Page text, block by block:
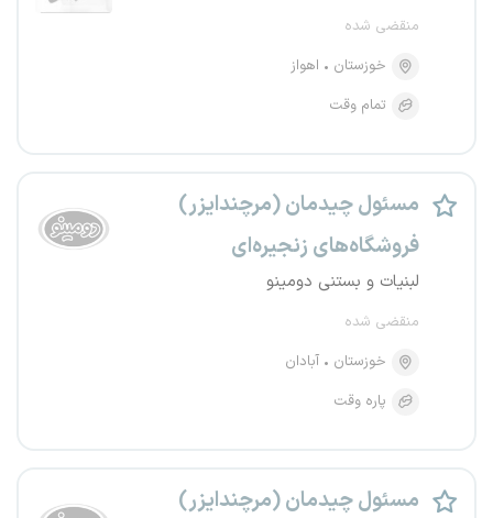
منقضی شده
خوزستان
اهواز
تمام وقت
مسئول چیدمان (مرچندایزر)
فروشگاه‌های زنجیره‌ای
لبنیات و بستنی دومینو
منقضی شده
خوزستان
آبادان
پاره وقت
مسئول چیدمان (مرچندایزر)